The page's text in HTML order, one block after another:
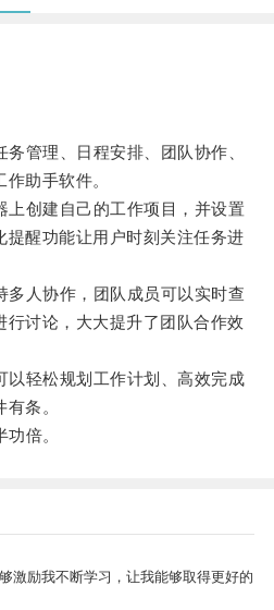
管理、日程安排、团队协作、
助手软件。
创建自己的工作项目，并设置
提醒功能让用户时刻关注任务进
人协作，团队成员可以实时查
行讨论，大大提升了团队合作效
轻松规划工作计划、高效完成
条。
倍。
激励我不断学习，让我能够取得更好的